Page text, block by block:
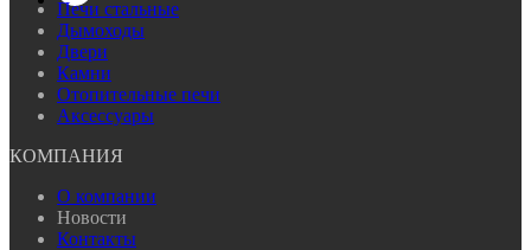
Печи стальные
Дымоходы
Двери
Камни
Отопительные печи
Аксессуары
КОМПАНИЯ
О компании
Новости
Контакты